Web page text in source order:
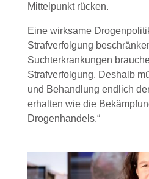
Mittelpunkt rücken.
Eine wirksame
Strafverfolgung
Suchterkrankungen
Strafverfolgung. Deshalb
und Behandlung endlich
erhalten wie die
Drogenhandels.“